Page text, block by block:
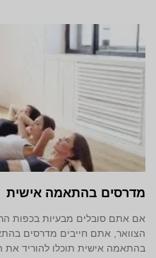
מדרסים בהתאמה אישית
אם אתם סובלים מבעיות בכפות
הצוואר, אתם חייבים מדרסים
בהתאמה אישית תוכלו להוריד את